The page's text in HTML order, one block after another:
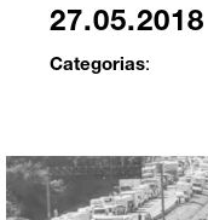
27.05.2018
Categorias: